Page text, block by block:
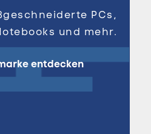
PCs,
und mehr.
entdecken